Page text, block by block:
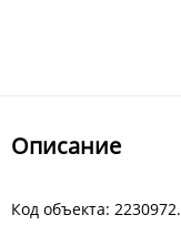
Описание
Код объекта: 2230972.